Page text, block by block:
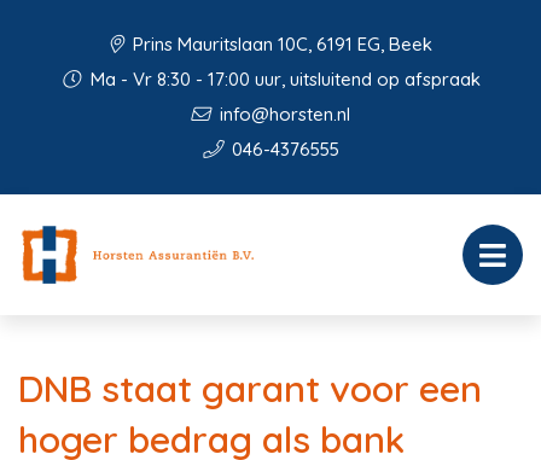
Prins Mauritslaan 10C, 6191 EG, Beek
Ma - Vr 8:30 - 17:00 uur, uitsluitend op afspraak
info@horsten.nl
046-4376555
DNB staat garant voor een
hoger bedrag als bank